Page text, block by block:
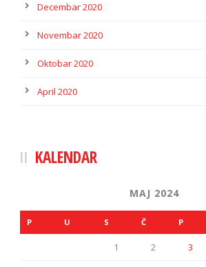
Decembar 2020
Novembar 2020
Oktobar 2020
April 2020
KALENDAR
MAJ 2024
P U S Č P
1 2 3